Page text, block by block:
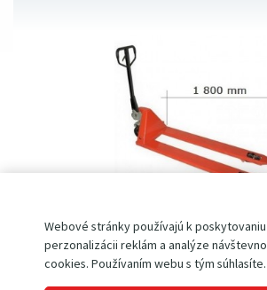
Webové stránky používajú k
perzonalizácii reklám a analýze
cookies. Používaním webu s tým súhlasíte.
Paletový vozík BF1800v • PREDĹŽENÝ
nosnosť 2.0 t | vidlice 1 800 mm